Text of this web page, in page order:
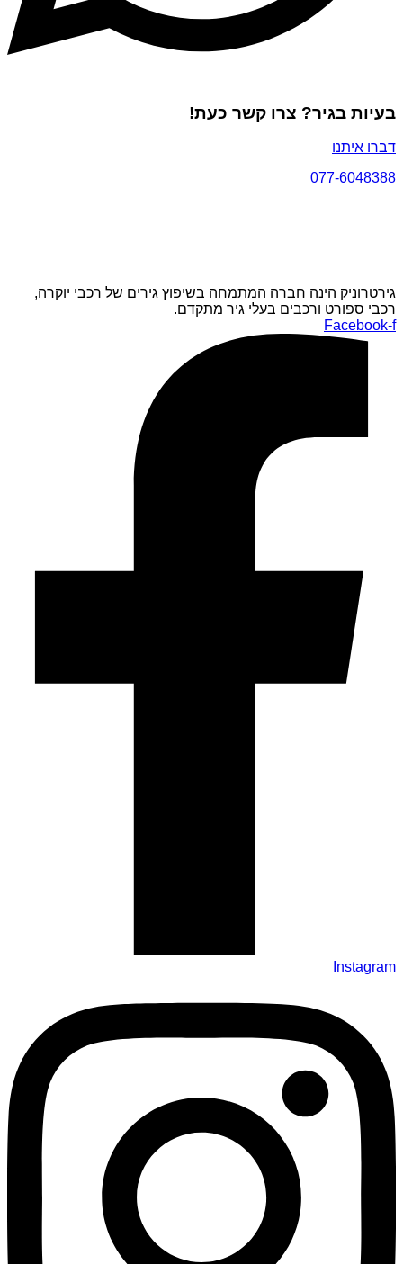
בעיות בגיר? צרו קשר כעת!
דברו איתנו
077-6048388
גירטרוניק הינה חברה המתמחה בשיפוץ גירים של רכבי יוקרה,
רכבי ספורט ורכבים בעלי גיר מתקדם.
Facebook-f
Instagram